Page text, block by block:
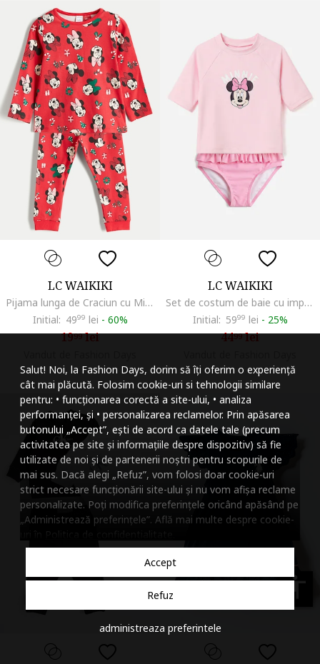
Salut! Noi, la Fashion Days, dorim să îți oferim o experiență
cât mai plăcută. Folosim cookie-uri si tehnologii similare
pentru: • funcționarea corectă a site-ului, • analiza
performanței, și • personalizarea reclamelor. Prin apăsarea
butonului „Accept”, ești de acord ca datele tale (precum
activitatea pe site și informațiile despre dispozitiv) să fie
utilizate de noi și de partenerii noștri pentru scopurile de
mai sus. Dacă alegi „Refuz”, vom folosi doar cookie-uri
strict necesare funcționării site-ului și nu vom afișa reclame
personalizate. Poți modifica preferințele oricând apăsând pe
„Administrează preferințele”. Află mai multe despre cookie-
Accept
Refuz
administreaza preferintele
LC WAIKIKI
Pijama lunga de Craciun cu Minnie Mouse, Rosu/Negru
Initial: 4999 lei - 60%
1999lei
LC WAIKIKI
Set de costum de baie cu imprimeu desene animate - 2 piese, Roz
Initial: 5999 lei - 25%
4499lei
accessibility
Micsoreaza
Mareste spatierea
Micsoreaza
Mareste inaltimea
Micsoreaza
Inverseaza culorile
Nuante de gri
Cursor mare